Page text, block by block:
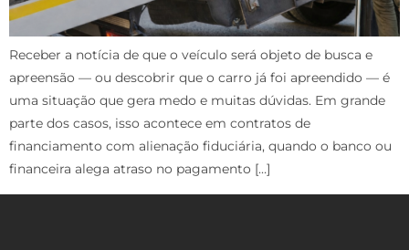
Receber a notícia de que o veículo será objeto de busca e
apreensão — ou descobrir que o carro já foi apreendido — é
uma situação que gera medo e muitas dúvidas. Em grande
parte dos casos, isso acontece em contratos de
financiamento com alienação fiduciária, quando o banco ou
financeira alega atraso no pagamento […]